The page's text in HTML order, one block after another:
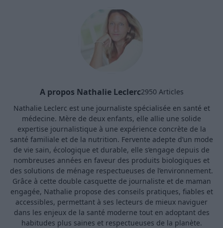
A propos Nathalie Leclerc2950 Articles
Nathalie Leclerc est une journaliste spécialisée en santé et
médecine. Mère de deux enfants, elle allie une solide
expertise journalistique à une expérience concrète de la
santé familiale et de la nutrition. Fervente adepte d’un mode
de vie sain, écologique et durable, elle s’engage depuis de
nombreuses années en faveur des produits biologiques et
des solutions de ménage respectueuses de l’environnement.
Grâce à cette double casquette de journaliste et de maman
engagée, Nathalie propose des conseils pratiques, fiables et
accessibles, permettant à ses lecteurs de mieux naviguer
dans les enjeux de la santé moderne tout en adoptant des
habitudes plus saines et respectueuses de la planète.